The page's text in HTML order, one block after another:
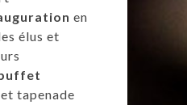
en
élus et
tapenade